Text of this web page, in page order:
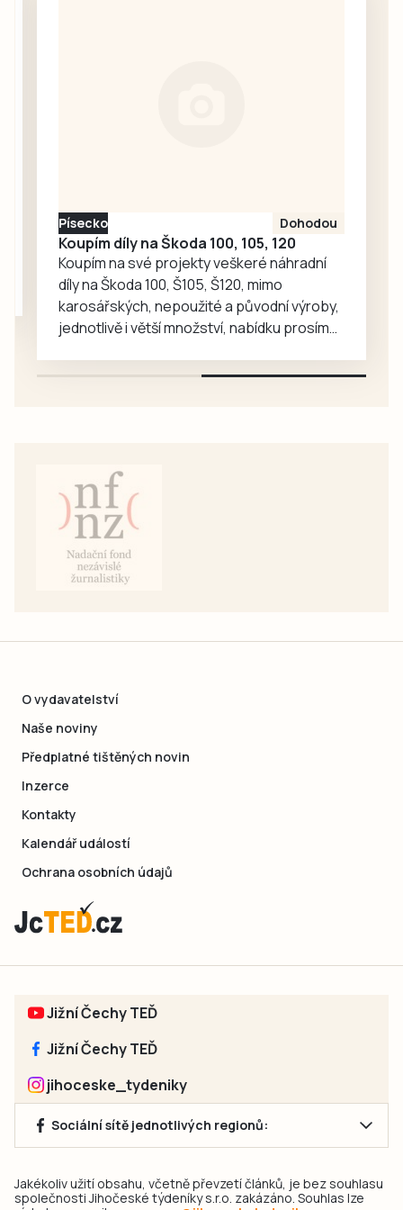
Písecko Dohodou
Koupím díly na Škoda 100, 105, 120
Koupím na své projekty veškeré náhradní
díly na Škoda 100, Š105, Š120, mimo
karosářských, nepoužité a původní výroby,
jednotlivě i větší množství, nabídku prosím
O vydavatelství
Naše noviny
Předplatné tištěných novin
Inzerce
Kontakty
Kalendář událostí
Ochrana osobních údajů
Jižní Čechy TEĎ
Jižní Čechy TEĎ
jihoceske_tydeniky
Sociální sítě jednotlivých regionů:
Jakékoliv užití obsahu, včetně převzetí článků, je bez souhlasu
společnosti Jihočeské týdeníky s.r.o. zakázáno. Souhlas lze